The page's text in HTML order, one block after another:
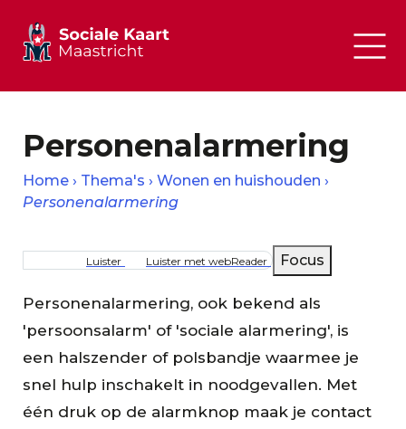
Personenalarmering
Home Thema's
Wonen en huishouden
Personenalarmering
Luister Luister met webReader Focus
Personenalarmering, ook bekend als
'persoonsalarm' of 'sociale alarmering', is
een halszender of polsbandje waarmee je
snel hulp inschakelt in noodgevallen. Met
één druk op de alarmknop maak je contact